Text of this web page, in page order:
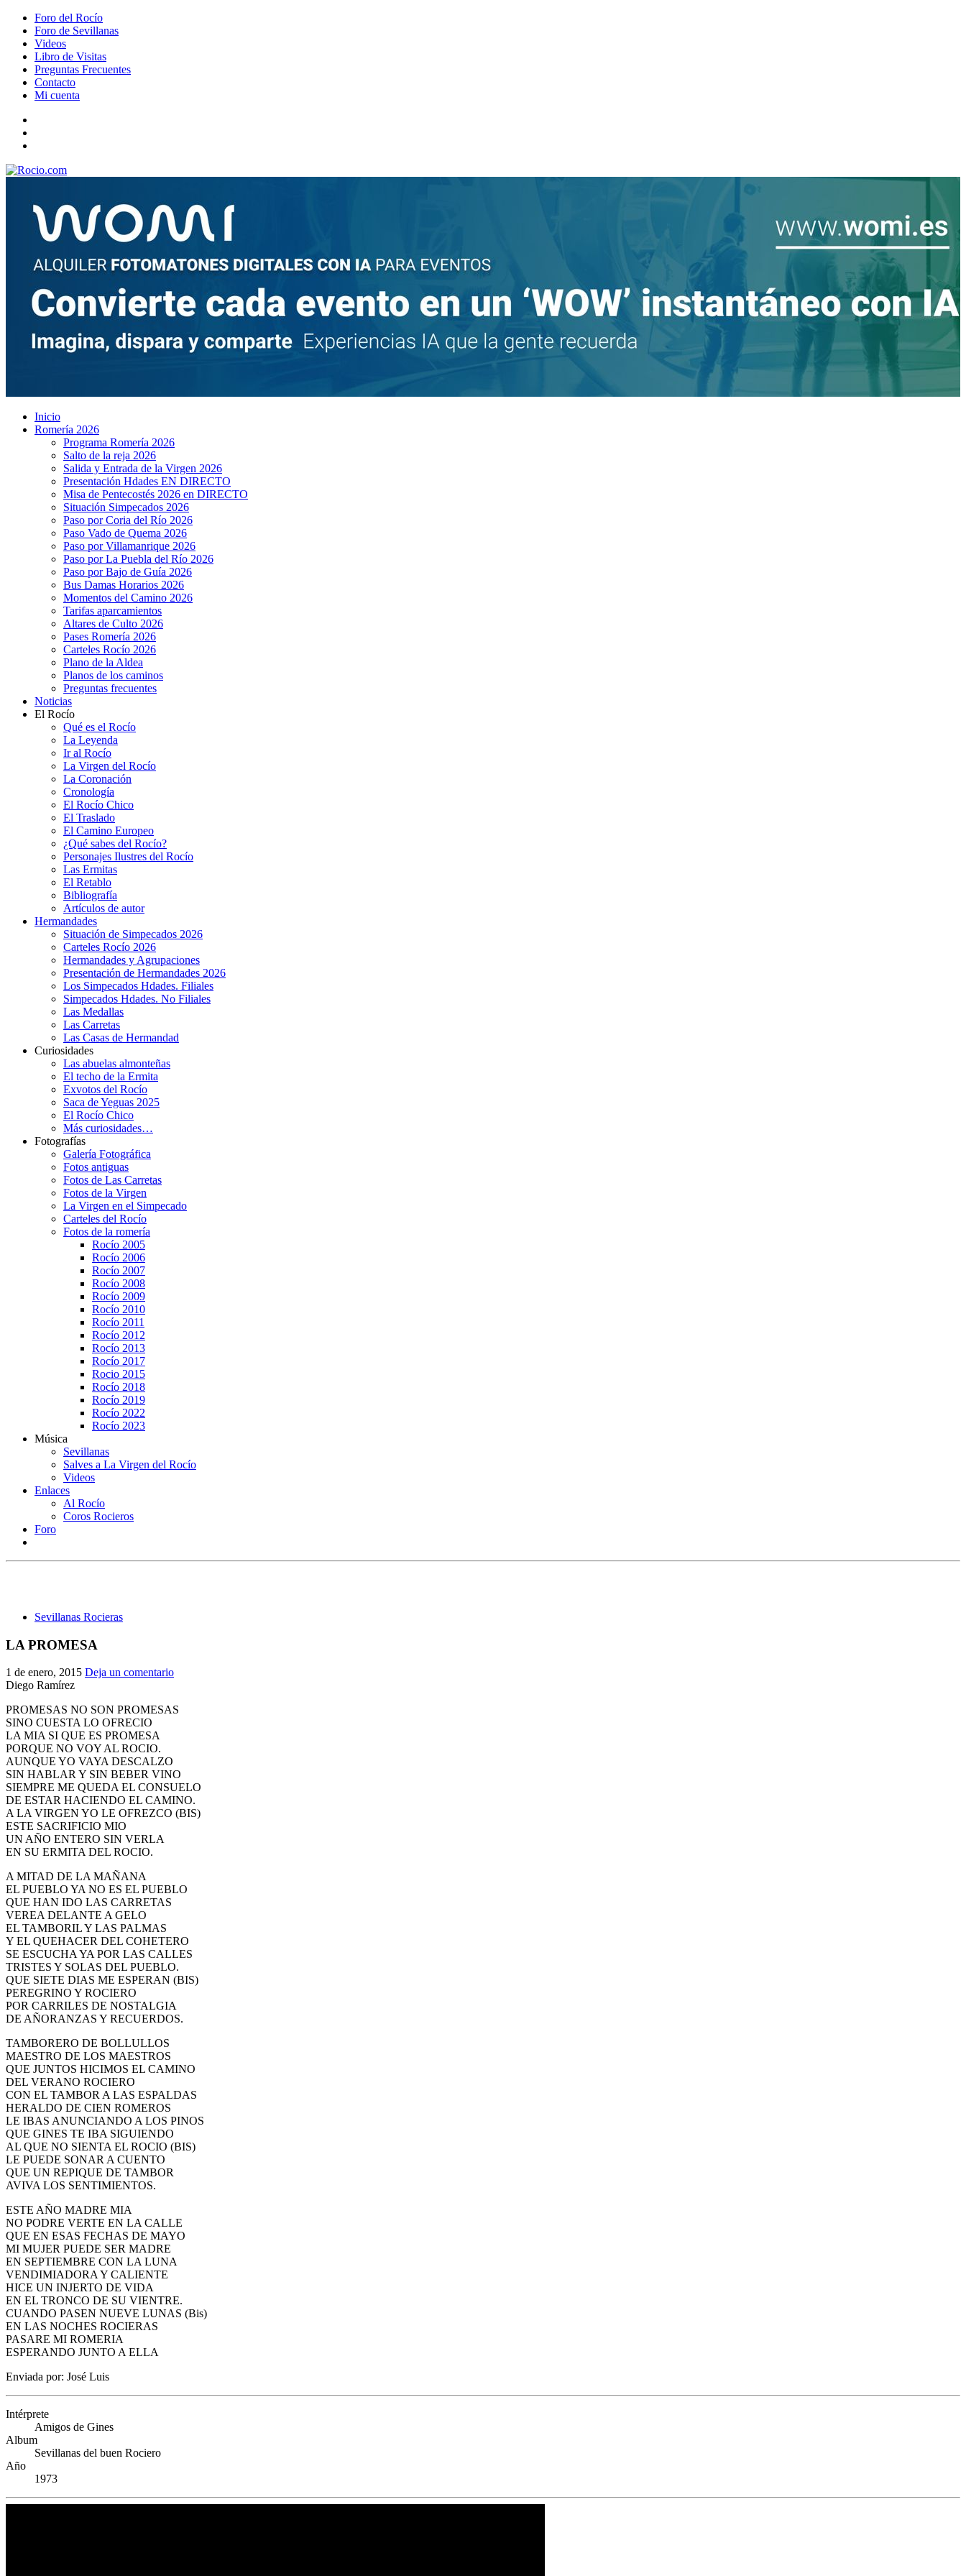
Foro del Rocío
Foro de Sevillanas
Videos
Libro de Visitas
Preguntas Frecuentes
Contacto
Mi cuenta
Inicio
Romería 2026
Programa Romería 2026
Salto de la reja 2026
Salida y Entrada de la Virgen 2026
Presentación Hdades EN DIRECTO
Misa de Pentecostés 2026 en DIRECTO
Situación Simpecados 2026
Paso por Coria del Río 2026
Paso Vado de Quema 2026
Paso por Villamanrique 2026
Paso por La Puebla del Río 2026
Paso por Bajo de Guía 2026
Bus Damas Horarios 2026
Momentos del Camino 2026
Tarifas aparcamientos
Altares de Culto 2026
Pases Romería 2026
Carteles Rocío 2026
Plano de la Aldea
Planos de los caminos
Preguntas frecuentes
Noticias
El Rocío
Qué es el Rocío
La Leyenda
Ir al Rocío
La Virgen del Rocío
La Coronación
Cronología
El Rocío Chico
El Traslado
El Camino Europeo
¿Qué sabes del Rocío?
Personajes Ilustres del Rocío
Las Ermitas
El Retablo
Bibliografía
Artículos de autor
Hermandades
Situación de Simpecados 2026
Carteles Rocío 2026
Hermandades y Agrupaciones
Presentación de Hermandades 2026
Los Simpecados Hdades. Filiales
Simpecados Hdades. No Filiales
Las Medallas
Las Carretas
Las Casas de Hermandad
Curiosidades
Las abuelas almonteñas
El techo de la Ermita
Exvotos del Rocío
Saca de Yeguas 2025
El Rocío Chico
Más curiosidades…
Fotografías
Galería Fotográfica
Fotos antiguas
Fotos de Las Carretas
Fotos de la Virgen
La Virgen en el Simpecado
Carteles del Rocío
Fotos de la romería
Rocío 2005
Rocío 2006
Rocío 2007
Rocío 2008
Rocío 2009
Rocío 2010
Rocío 2011
Rocío 2012
Rocío 2013
Rocío 2017
Rocio 2015
Rocío 2018
Rocío 2019
Rocío 2022
Rocío 2023
Música
Sevillanas
Salves a La Virgen del Rocío
Videos
Enlaces
Al Rocío
Coros Rocieros
Foro
Sevillanas Rocieras
LA PROMESA
1 de enero, 2015 Deja un comentario
Diego Ramírez
PROMESAS NO SON PROMESAS
SINO CUESTA LO OFRECIO
LA MIA SI QUE ES PROMESA
PORQUE NO VOY AL ROCIO.
AUNQUE YO VAYA DESCALZO
SIN HABLAR Y SIN BEBER VINO
SIEMPRE ME QUEDA EL CONSUELO
DE ESTAR HACIENDO EL CAMINO.
A LA VIRGEN YO LE OFREZCO (BIS)
ESTE SACRIFICIO MIO
UN AÑO ENTERO SIN VERLA
EN SU ERMITA DEL ROCIO.
A MITAD DE LA MAÑANA
EL PUEBLO YA NO ES EL PUEBLO
QUE HAN IDO LAS CARRETAS
VEREA DELANTE A GELO
EL TAMBORIL Y LAS PALMAS
Y EL QUEHACER DEL COHETERO
SE ESCUCHA YA POR LAS CALLES
TRISTES Y SOLAS DEL PUEBLO.
QUE SIETE DIAS ME ESPERAN (BIS)
PEREGRINO Y ROCIERO
POR CARRILES DE NOSTALGIA
DE AÑORANZAS Y RECUERDOS.
TAMBORERO DE BOLLULLOS
MAESTRO DE LOS MAESTROS
QUE JUNTOS HICIMOS EL CAMINO
DEL VERANO ROCIERO
CON EL TAMBOR A LAS ESPALDAS
HERALDO DE CIEN ROMEROS
LE IBAS ANUNCIANDO A LOS PINOS
QUE GINES TE IBA SIGUIENDO
AL QUE NO SIENTA EL ROCIO (BIS)
LE PUEDE SONAR A CUENTO
QUE UN REPIQUE DE TAMBOR
AVIVA LOS SENTIMIENTOS.
ESTE AÑO MADRE MIA
NO PODRE VERTE EN LA CALLE
QUE EN ESAS FECHAS DE MAYO
MI MUJER PUEDE SER MADRE
EN SEPTIEMBRE CON LA LUNA
VENDIMIADORA Y CALIENTE
HICE UN INJERTO DE VIDA
EN EL TRONCO DE SU VIENTRE.
CUANDO PASEN NUEVE LUNAS (Bis)
EN LAS NOCHES ROCIERAS
PASARE MI ROMERIA
ESPERANDO JUNTO A ELLA
Enviada por: José Luis
Intérprete
Amigos de Gines
Album
Sevillanas del buen Rociero
Año
1973